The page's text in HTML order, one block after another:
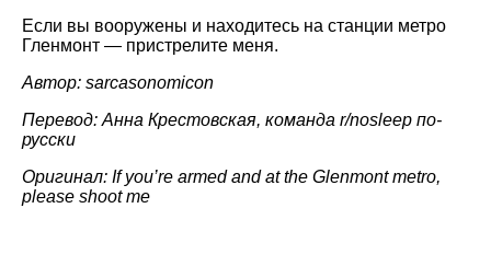
Если вы вооружены и находитесь на станции метро
Гленмонт — пристрелите меня.
Автор: sarcasonomicon
Перевод: Анна Крестовская, команда r/nosleep по-
русски
Оригинал: If you’re armed and at the Glenmont metro,
please shoot me